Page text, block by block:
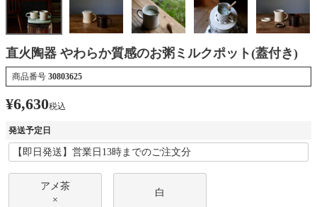
直火陶器 やわらか質感のお粥ミルクポット(蓋付き)
商品番号 30803625
¥6,630税込
発送予定日
アメ茶
×
白